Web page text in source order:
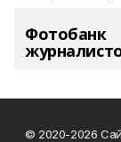
Фотобанк
© 2020-2026